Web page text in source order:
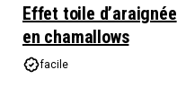
Effet toile d’araignée
en chamallows
facile